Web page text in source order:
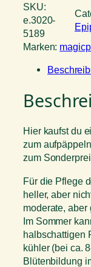
SKU:
e.3020-
5189
Marken:
Hier kaufst du
zum
zum
Für die Pflege
heller, aber
moderate,
Im Sommer
halbschattigen
kühler (bei ca.
Blütenbildung